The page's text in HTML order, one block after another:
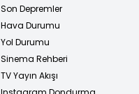
Son Depremler
Hava Durumu
Yol Durumu
Sinema Rehberi
TV Yayın Akışı